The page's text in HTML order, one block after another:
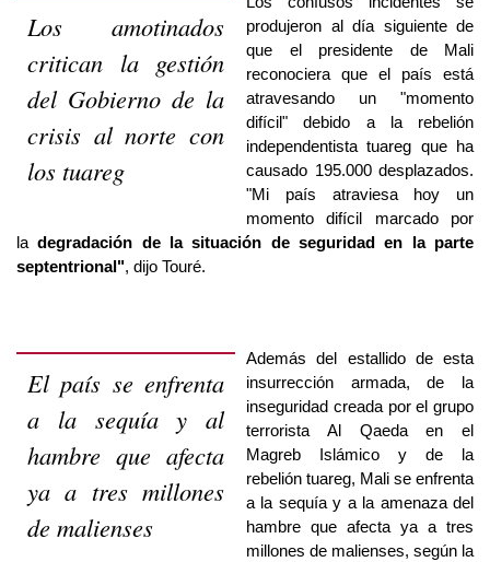
Los amotinados
critican la gestión
del Gobierno de la
crisis al norte con
los tuareg
produjeron al día siguiente de
que el presidente de Mali
reconociera que el país está
atravesando un "momento
difícil" debido a la rebelión
independentista tuareg que ha
causado 195.000 desplazados.
"Mi país atraviesa hoy un
momento difícil marcado por
ladegradación de la situación de seguridad en la parte
septentrional", dijo Touré.
El país se enfrenta
a la sequía y al
hambre que afecta
ya a tres millones
de malienses
Además del estallido de esta
insurrección armada, de la
inseguridad creada por el grupo
terrorista Al Qaeda en el
Magreb Islámico y de la
rebelión tuareg, Mali se enfrenta
a la sequía y a la amenaza del
hambre que afecta ya a tres
millones de malienses, según la